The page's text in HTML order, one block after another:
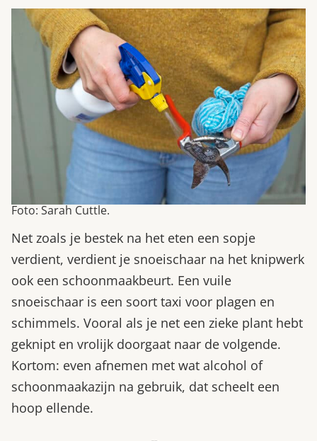
Foto: Sarah Cuttle.
Net zoals je bestek na het eten een sopje
verdient, verdient je snoeischaar na het knipwerk
ook een schoonmaakbeurt. Een vuile
snoeischaar is een soort taxi voor plagen en
schimmels. Vooral als je net een zieke plant hebt
geknipt en vrolijk doorgaat naar de volgende.
Kortom: even afnemen met wat alcohol of
schoonmaakazijn na gebruik, dat scheelt een
hoop ellende.